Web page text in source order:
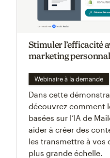
Stimuler l’efficacité
marketing
Webinaire à la demande
Dans cette
découvrez comment
basées sur l’IA de
aider à créer des
les transmettre à vos
plus grande échelle.